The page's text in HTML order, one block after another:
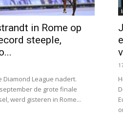
in Rome op
steeple,
Diamond League nadert.
de grote finale
werd gisteren in Rome...